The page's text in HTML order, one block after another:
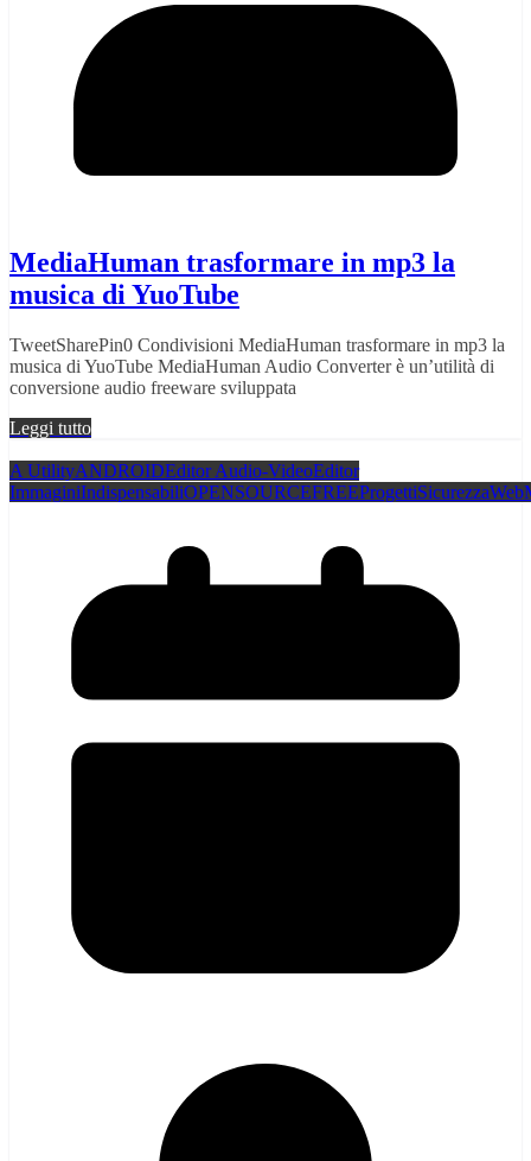
MediaHuman trasformare in mp3 la
musica di YuoTube
TweetSharePin0 Condivisioni MediaHuman trasformare in mp3 la
musica di YuoTube MediaHuman Audio Converter è un’utilità di
conversione audio freeware sviluppata
Leggi tutto
A UtilityANDROIDEditor Audio-VideoEditor
ImmaginiIndispensabiliOPENSOURCEFREEProgettiSicurezza